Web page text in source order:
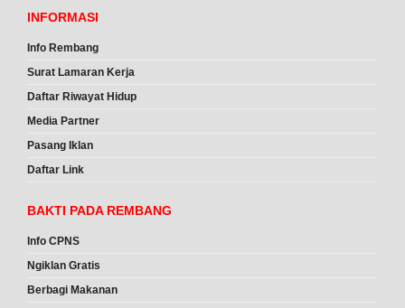
INFORMASI
Info Rembang
Surat Lamaran Kerja
Daftar Riwayat Hidup
Media Partner
Pasang Iklan
Daftar Link
BAKTI PADA REMBANG
Info CPNS
Ngiklan Gratis
Berbagi Makanan